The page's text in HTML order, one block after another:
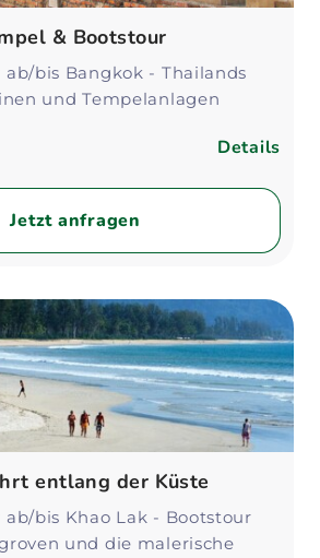
& Bootstour
bis Bangkok - Thailands
und Tempelanlagen
Details
Jetzt anfragen
entlang der Küste
bis Khao Lak - Bootstour
und die malerische